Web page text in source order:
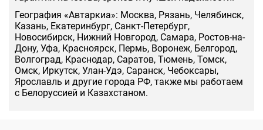
География «Автаркиа»: Москва, Рязань, Челябинск,
Казань, Екатеринбург, Санкт-Петербург,
Новосибирск, Нижний Новгород, Самара, Ростов-на-
Дону, Уфа, Красноярск, Пермь, Воронеж, Белгород,
Волгоград, Краснодар, Саратов, Тюмень, Томск,
Омск, Иркутск, Улан-Удэ, Саранск, Чебоксары,
Ярославль и другие города РФ, также мы работаем
с Белоруссией и Казахстаном.